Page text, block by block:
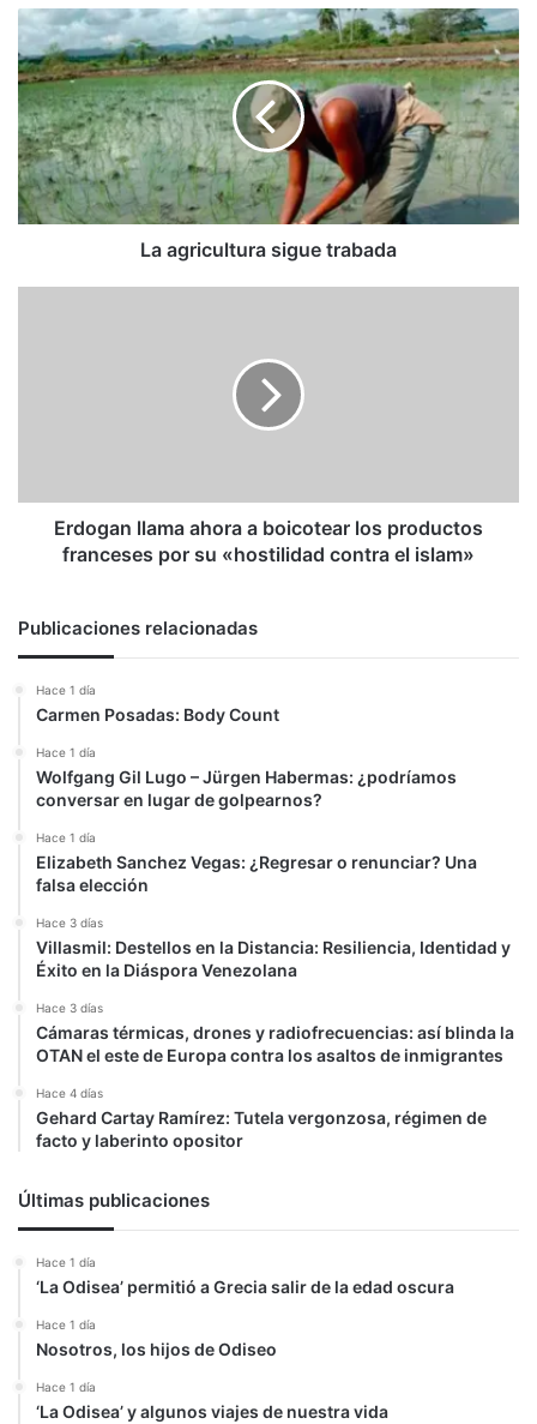
La
agricultura
sigue
trabada
La agricultura sigue trabada
por
«hostilidad
islam»
Erdogan llama ahora a boicotear los productos
franceses por su «hostilidad contra el islam»
Publicaciones relacionadas
Hace 1 día
Carmen Posadas: Body Count
Hace 1 día
Wolfgang Gil Lugo – Jürgen Habermas: ¿podríamos
conversar en lugar de golpearnos?
Hace 1 día
Elizabeth Sanchez Vegas: ¿Regresar o renunciar? Una
falsa elección
Hace 3 días
Villasmil: Destellos en la Distancia: Resiliencia, Identidad y
Éxito en la Diáspora Venezolana
Hace 3 días
Cámaras térmicas, drones y radiofrecuencias: así blinda la
OTAN el este de Europa contra los asaltos de inmigrantes
Hace 4 días
Gehard Cartay Ramírez: Tutela vergonzosa, régimen de
facto y laberinto opositor
Últimas publicaciones
Hace 1 día
‘La Odisea’ permitió a Grecia salir de la edad oscura
Hace 1 día
Nosotros, los hijos de Odiseo
Hace 1 día
‘La Odisea’ y algunos viajes de nuestra vida